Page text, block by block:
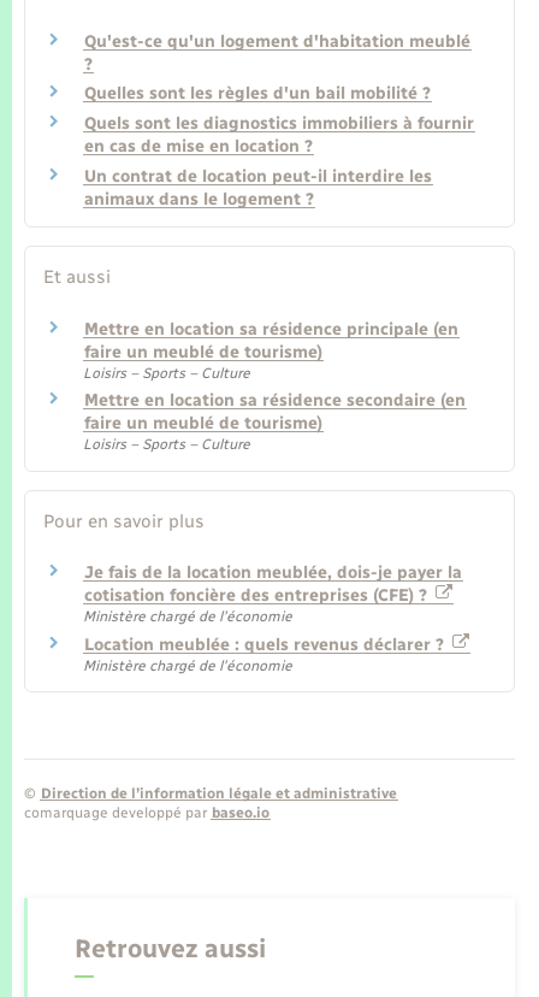
Qu'est-ce qu'un logement d'habitation meublé
?
Quelles sont les règles d'un bail mobilité ?
Quels sont les diagnostics immobiliers à fournir
en cas de mise en location ?
Un contrat de location peut-il interdire les
animaux dans le logement ?
Et aussi
Mettre en location sa résidence principale (en
faire un meublé de tourisme)
Loisirs – Sports – Culture
Mettre en location sa résidence secondaire (en
faire un meublé de tourisme)
Loisirs – Sports – Culture
Pour en savoir plus
Je fais de la location meublée, dois-je payer la
cotisation foncière des entreprises (CFE) ?
Ministère chargé de l'économie
Location meublée : quels revenus déclarer ?
Ministère chargé de l'économie
© Direction de l’information légale et administrative
comarquage developpé par baseo.io
Retrouvez aussi